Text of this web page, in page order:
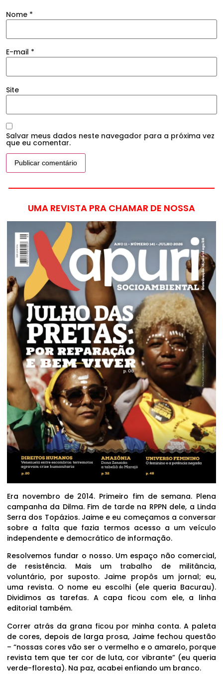
Nome *
E-mail *
Site
Salvar meus dados neste navegador para a próxima vez
que eu comentar.
UMA REVISTA PRA CHAMAR DE NOSSA
Era novembro de 2014. Primeiro fim de semana. Plena
campanha da Dilma. Fim de tarde na RPPN dele, a Linda
Serra dos Topázios. Jaime e eu começamos a conversar
sobre a falta que fazia termos acesso a um veículo
independente e democrático de informação.
Resolvemos fundar o nosso. Um espaço não comercial,
de resistência. Mais um trabalho de militância,
voluntário, por suposto. Jaime propôs um jornal; eu,
uma revista. O nome eu escolhi (ele queria Bacurau).
Dividimos as tarefas. A capa ficou com ele, a linha
editorial também.
Correr atrás da grana ficou por minha conta. A paleta
de cores, depois de larga prosa, Jaime fechou questão
– “nossas cores vão ser o vermelho e o amarelo, porque
revista tem que ter cor de luta, cor vibrante” (eu queria
verde-floresta). Na paz, acabei enfiando um branco.